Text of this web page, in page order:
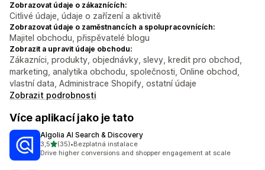
Zobrazovat údaje o zákaznících:
Citlivé údaje, údaje o zařízení a aktivitě
Zobrazovat údaje o zaměstnancích a spolupracovnících:
Majitel obchodu, přispěvatelé blogu
Zobrazit a upravit údaje obchodu:
Zákazníci, produkty, objednávky, slevy, kredit pro obchod,
marketing, analytika obchodu, společnosti, Online obchod,
vlastní data, Administrace Shopify, ostatní údaje
Zobrazit podrobnosti
Více aplikací jako je tato
Algolia AI Search & Discovery
3,5z 5 hvězd
(35)
Celkový počet recenzí: 35
•Bezplatná instalace
Drive higher conversions and shopper engagement at scale